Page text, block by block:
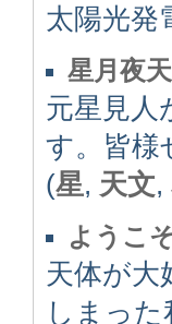
太陽光発
星月夜
元星見人
す。皆様
(星, 天文,
ようこ
天体が大
しまっ